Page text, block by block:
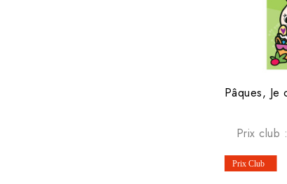
Prix club :